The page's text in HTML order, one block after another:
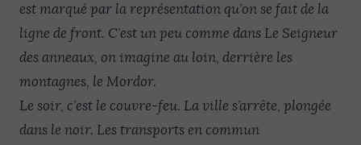
est marqué par la représentation qu’on se fait de la
ligne de front. C’est un peu comme dans Le Seigneur
des anneaux, on imagine au loin, derrière les
montagnes, le Mordor.
Le soir, c’est le couvre-feu. La ville s’arrête, plongée
dans le noir. Les transports en commun